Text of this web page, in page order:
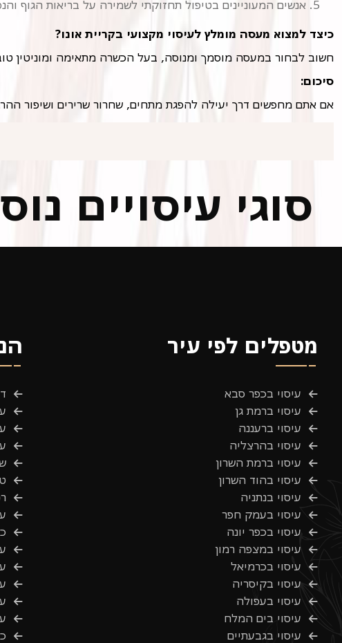
אנשים המעוניינים בטיפול תחזוקתי לשמירה על בריאות הגוף
כיצד למצוא מעסה מומלץ לעיסוי מקצועי בקריית אונו?
חשוב לבחור במעסה מוסמך ומנוסה, בעל הכשרה מתאימה ומוניטין
סיכום:
אם אתם מחפשים דרך יעילה להפגת מתחים, שחרור שרירים ושיפור
סוגי עיסויים
מטפלים לפי עיר
עיסוי בכפר סבא
עיסוי ברמת גן
עיסוי ברעננה
עיסוי בהרצליה
עיסוי ברמת השרון
עיסוי בהוד השרון
עיסוי בנתניה
עיסוי בעמק חפר
עיסוי בכפר יונה
עיסוי במצפה רמון
עיסוי בכרמיאל
עיסוי בקיסריה
עיסוי בעפולה
עיסוי בים המלח
עיסוי בגבעתיים